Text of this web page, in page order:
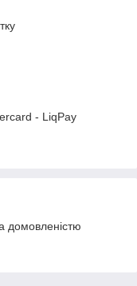
- LiqPay
домовленістю